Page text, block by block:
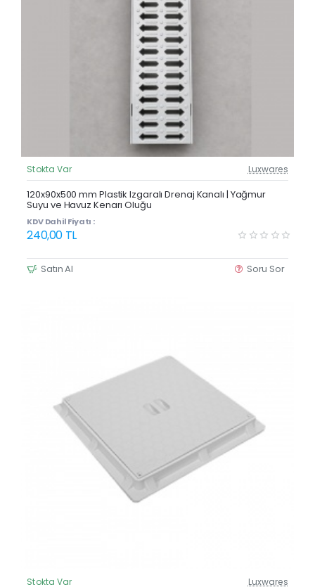
Güncel Fiyat
Yeni Ürün
Stokta Var Luxwares
120x90x500 mm Plastik Izgaralı Drenaj Kanalı | Yağmur
Suyu ve Havuz Kenarı Oluğu
KDV Dahil Fiyatı :
240,00 TL
Satın Al Soru Sor
Güncel Fiyat
Stokta Var Luxwares